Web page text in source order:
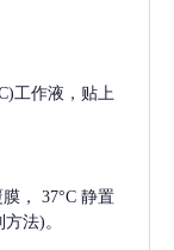
工作液，贴上
， 37°C 静置
法)。